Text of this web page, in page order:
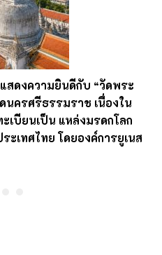
สดงความยินดีกับ “วัดพระ
นครศรีธรรมราช เนื่องใน
เบียนเป็น แหล่งมรดกโลก
เทศไทย โดยองค์การยูเนส